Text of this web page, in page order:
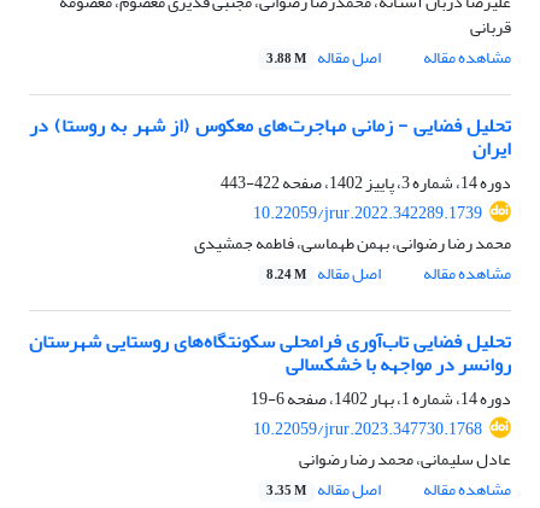
قربانی
مشاهده مقاله
اصل مقاله 3.88 M
تحلیل فضایی - زمانی مهاجرت‌های معکوس (از شهر به روستا) در
ایران
دوره 14، شماره 3، پاییز 1402، صفحه
422-443
10.22059/jrur.2022.342289.1739
محمد رضا رضوانی، بهمن طهماسی، فاطمه جمشیدی
مشاهده مقاله
اصل مقاله 8.24 M
تحلیل فضایی تاب‌آوری فرامحلی سکونتگاه‌های روستایی شهرستان
روانسر در مواجهه با خشکسالی
دوره 14، شماره 1، بهار 1402، صفحه
6-19
10.22059/jrur.2023.347730.1768
عادل سلیمانی، محمد رضا رضوانی
مشاهده مقاله
اصل مقاله 3.35 M